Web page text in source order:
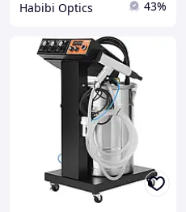
Habibi Optics 43%